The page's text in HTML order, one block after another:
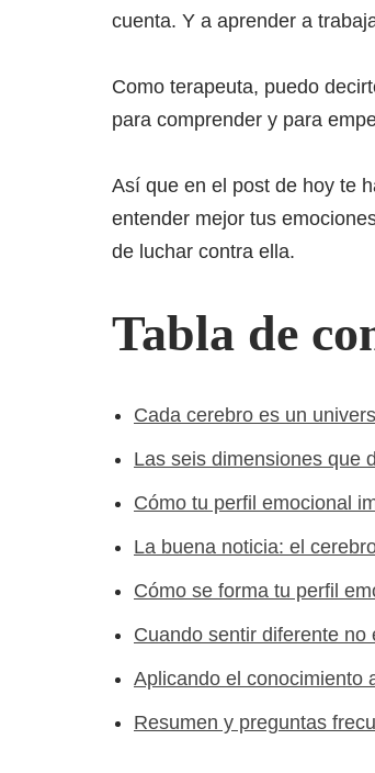
cuenta. Y a aprender a
Como terapeuta, puedo
para comprender y para
Así que en el post de hoy te
entender mejor tus
de luchar contra ella.
Tabla de
Cada cerebro es un
Las seis dimensiones que
Cómo tu perfil emocional
La buena noticia: el
Cómo se forma tu perfil
Cuando sentir diferente no
Aplicando el conocimiento
Resumen y preguntas